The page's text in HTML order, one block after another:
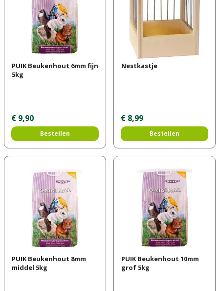
PUIK Beukenhout 6mm fijn
5kg
€ 9,90
Bestellen
Nestkastje
€ 8,99
Bestellen
PUIK Beukenhout 8mm
middel 5kg
PUIK Beukenhout 10mm
grof 5kg